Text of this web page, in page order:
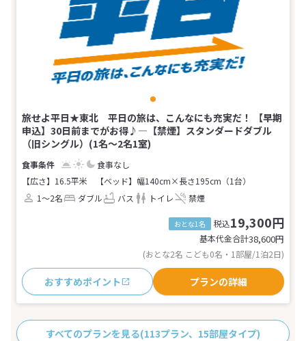
旅せよ平日★東北 平日の旅は、こんなにも充実だ！ 【早期
申込】30日前までがお得♪―【禁煙】スタンダードダブル
（旧シングル）(1名～2名1室)
食事なし
【広さ】16.5平米
【ベッド】幅140cm×長さ195cm（1台）
1～2名
ダブル バス トイレ 禁煙
おとな1名 税込19,300円
基本代金合計38,600円
(おとな2名 こども0名・1部屋/1泊2日)
おすすめポイント プランの詳細
すべてのプランを見る(113プラン、15部屋タイプ)